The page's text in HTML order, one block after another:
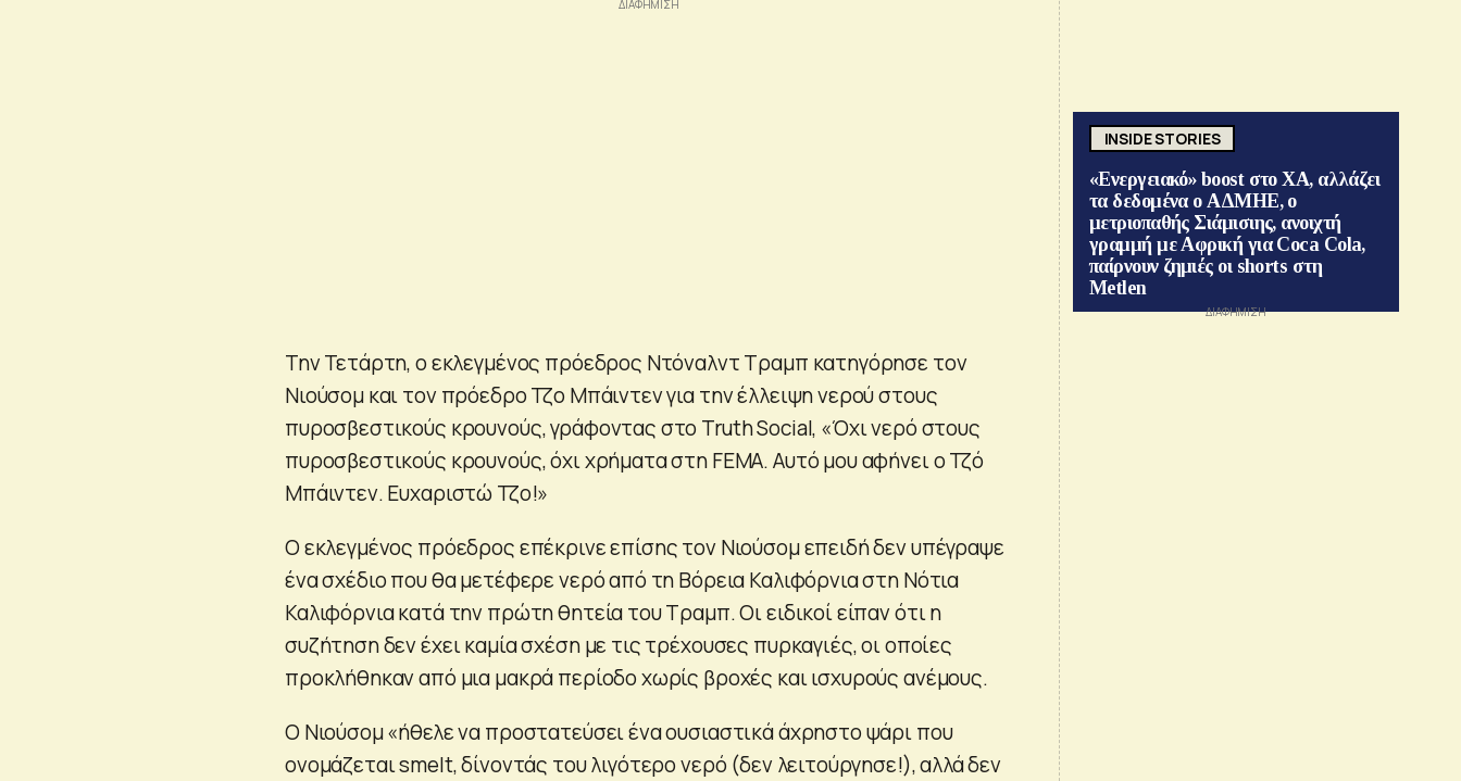
Την Τετάρτη, ο εκλεγμένος πρόεδρος Ντόναλντ Τραμπ κατηγόρησε τον
Νιούσομ και τον πρόεδρο Τζο Μπάιντεν για την έλλειψη νερού στους
πυροσβεστικούς κρουνούς, γράφοντας στο Truth Social, «Όχι νερό στους
πυροσβεστικούς κρουνούς, όχι χρήματα στη FEMA. Αυτό μου αφήνει ο Τζό
Μπάιντεν. Ευχαριστώ Τζο!»
Ο εκλεγμένος πρόεδρος επέκρινε επίσης τον Νιούσομ επειδή δεν υπέγραψε
ένα σχέδιο που θα μετέφερε νερό από τη Βόρεια Καλιφόρνια στη Νότια
Καλιφόρνια κατά την πρώτη θητεία του Τραμπ. Οι ειδικοί είπαν ότι η
συζήτηση δεν έχει καμία σχέση με τις τρέχουσες πυρκαγιές, οι οποίες
προκλήθηκαν από μια μακρά περίοδο χωρίς βροχές και ισχυρούς ανέμους.
Ο Nιούσομ «ήθελε να προστατεύσει ένα ουσιαστικά άχρηστο ψάρι που
ονομάζεται smelt, δίνοντάς του λιγότερο νερό (δεν λειτούργησε!), αλλά δεν
INSIDE STORIES
«Ενεργειακό» boost στο ΧΑ, αλλάζει
τα δεδομένα ο ΑΔΜΗΕ, ο
μετριοπαθής Σιάμισιης, ανοιχτή
γραμμή με Αφρική για Coca Cola,
παίρνουν ζημιές οι shorts στη
Metlen